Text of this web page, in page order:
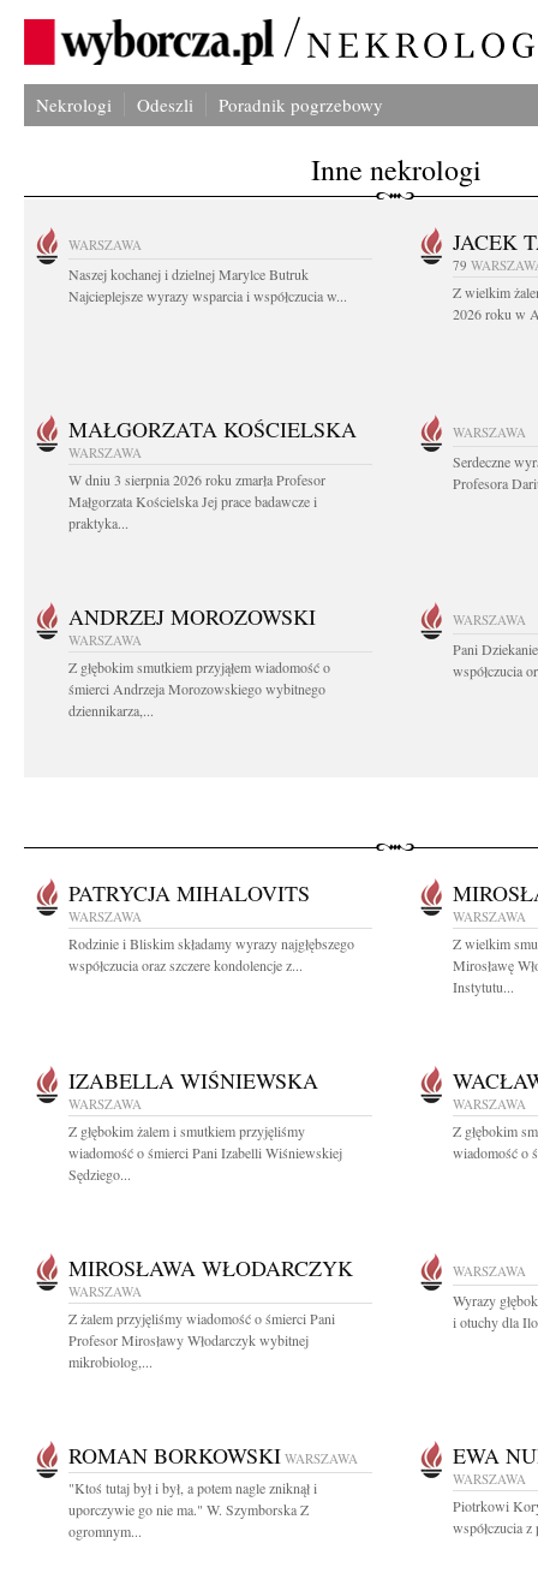
Nekrologi Odeszli Poradnik pogrzebowy
Inne nekrologi
WARSZAWA
Naszej kochanej i dzielnej Marylce Butruk
Najcieplejsze wyrazy wsparcia i współczucia w...
JACEK
79
Z wielkim
2026 roku w
MAŁGORZATA KOŚCIELSKA
WARSZAWA
W dniu 3 sierpnia 2026 roku zmarła Profesor
Małgorzata Kościelska Jej prace badawcze i
praktyka...
WARSZAWA
Serdeczne
Profesora
ANDRZEJ MOROZOWSKI
WARSZAWA
Z głębokim smutkiem przyjąłem wiadomość o
śmierci Andrzeja Morozowskiego wybitnego
dziennikarza,...
WARSZAWA
Pani
współczucia
PATRYCJA MIHALOVITS
WARSZAWA
Rodzinie i Bliskim składamy wyrazy najgłębszego
współczucia oraz szczere kondolencje z...
WARSZAWA
Z wielkim
Mirosławę
Instytutu...
IZABELLA WIŚNIEWSKA
WARSZAWA
Z głębokim żalem i smutkiem przyjęliśmy
wiadomość o śmierci Pani Izabelli Wiśniewskiej
Sędziego...
WARSZAWA
Z głębokim
wiadomość o
MIROSŁAWA WŁODARCZYK
WARSZAWA
Z żalem przyjęliśmy wiadomość o śmierci Pani
Profesor Mirosławy Włodarczyk wybitnej
mikrobiolog,...
WARSZAWA
Wyrazy
i otuchy dla
ROMAN BORKOWSKI WARSZAWA
"Ktoś tutaj był i był, a potem nagle zniknął i
uporczywie go nie ma." W. Szymborska Z
ogromnym...
EWA
WARSZAWA
Piotrkowi
współczucia